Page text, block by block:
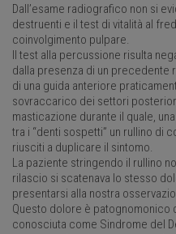
Dall’esame radiografico non si
destruenti e il test di vitalità al
coinvolgimento pulpare.
Il test alla percussione risulta
dalla presenza di un precedente
di una guida anteriore
sovraccarico dei settori
masticazione durante il quale,
tra i “denti sospetti” un rullino di
riusciti a duplicare il sintomo.
La paziente stringendo il rullino
rilascio si scatenava lo stesso
presentarsi alla nostra
Questo dolore è patognomonico
conosciuta come Sindrome del